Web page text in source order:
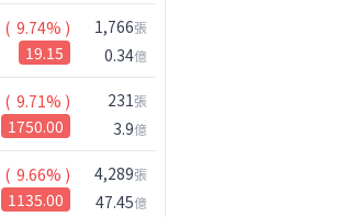
( 9.74% )
19.15
1,766張
0.34億
( 9.71% )
1750.00
231張
3.9億
( 9.66% )
1135.00
4,289張
47.45億